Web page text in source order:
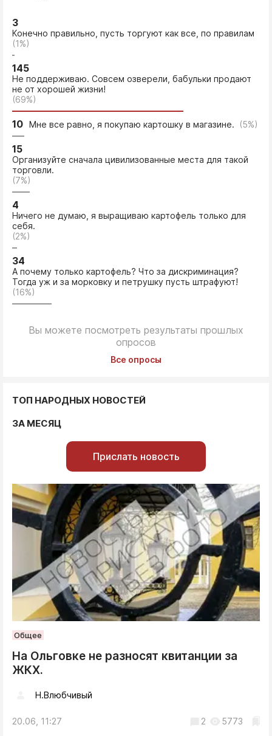
3
Конечно правильно, пусть торгуют как все, по правилам
(1%)
145
Не поддерживаю. Совсем озверели, бабульки продают
не от хорошей жизни!
(69%)
10 Мне все равно, я покупаю картошку в магазине. (5%)
15
Организуйте сначала цивилизованные места для такой
торговли.
(7%)
4
Ничего не думаю, я выращиваю картофель только для
себя.
(2%)
34
А почему только картофель? Что за дискриминация?
Тогда уж и за морковку и петрушку пусть штрафуют!
(16%)
Вы можете посмотреть результаты прошлых
опросов
Все опросы
ТОП НАРОДНЫХ НОВОСТЕЙ
ЗА МЕСЯЦ
Прислать новость
Общее
На Ольговке не разносят квитанции за
ЖКХ.
Н.Влюбчивый
20.06, 11:27 2 5773